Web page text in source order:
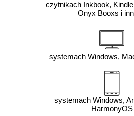
czytnikach Inkbook,
Onyx Booxs i
systemach Windows,
systemach Windows,
HarmonyOS